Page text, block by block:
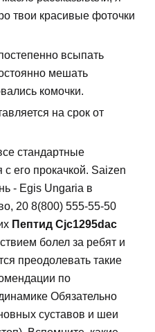
твои красивые фоточки
всыпать
мешать
комочки.
на срок от
стандартные
его прокачкой. Saizen
- Egis Ungaria в
20 8(800) 555-55-50
Пептид Cjc1295dac
болел за ребят и
преодолевать такие
по
Обязательно
суставов и шеи